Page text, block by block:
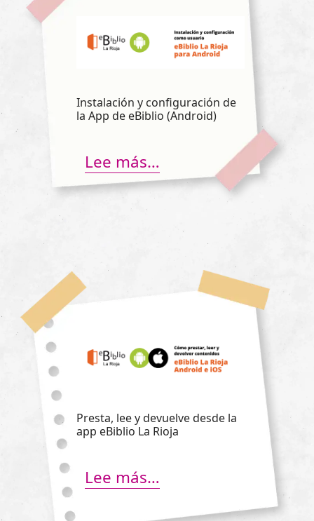
Instalación y configuración de
la App de eBiblio (Android)
Lee más…
Presta, lee y devuelve desde la
app eBiblio La Rioja
Lee más…